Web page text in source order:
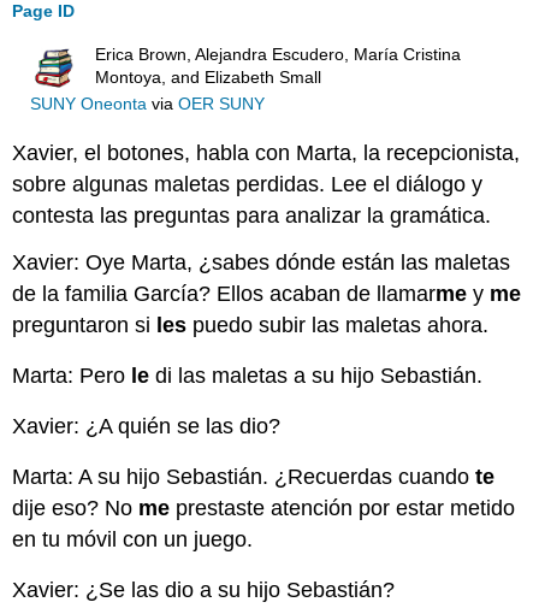
Page ID
Erica Brown, Alejandra Escudero, María Cristina
Montoya, and Elizabeth Small
SUNY Oneontavia OER SUNY
Xavier, el botones, habla con Marta, la recepcionista,
sobre algunas maletas perdidas. Lee el diálogo y
contesta las preguntas para analizar la gramática.
Xavier: Oye Marta, ¿sabes dónde están las maletas
de la familia García? Ellos acaban de llamarme y me
preguntaron si les puedo subir las maletas ahora.
Marta: Pero le di las maletas a su hijo Sebastián.
Xavier: ¿A quién se las dio?
Marta: A su hijo Sebastián. ¿Recuerdas cuandote
dije eso? No me prestaste atención por estar metido
en tu móvil con un juego.
Xavier: ¿Se las dio a su hijo Sebastián?